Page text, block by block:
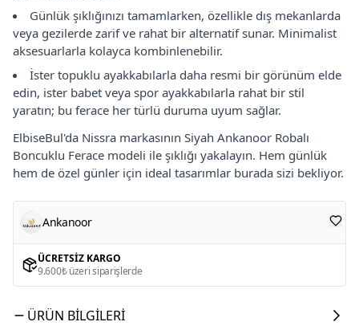
Günlük şıklığınızı tamamlarken, özellikle dış mekanlarda
veya gezilerde zarif ve rahat bir alternatif sunar. Minimalist
aksesuarlarla kolayca kombinlenebilir.
İster topuklu ayakkabılarla daha resmi bir görünüm elde
edin, ister babet veya spor ayakkabılarla rahat bir stil
yaratın; bu ferace her türlü duruma uyum sağlar.
ElbiseBul'da Nissra markasının Siyah Ankanoor Robalı
Boncuklu Ferace modeli ile şıklığı yakalayın. Hem günlük
hem de özel günler için ideal tasarımlar burada sizi bekliyor.
Ankanoor
ÜCRETSIZ KARGO
9.600₺ üzeri siparişlerde
ÜRÜN BILGILERI